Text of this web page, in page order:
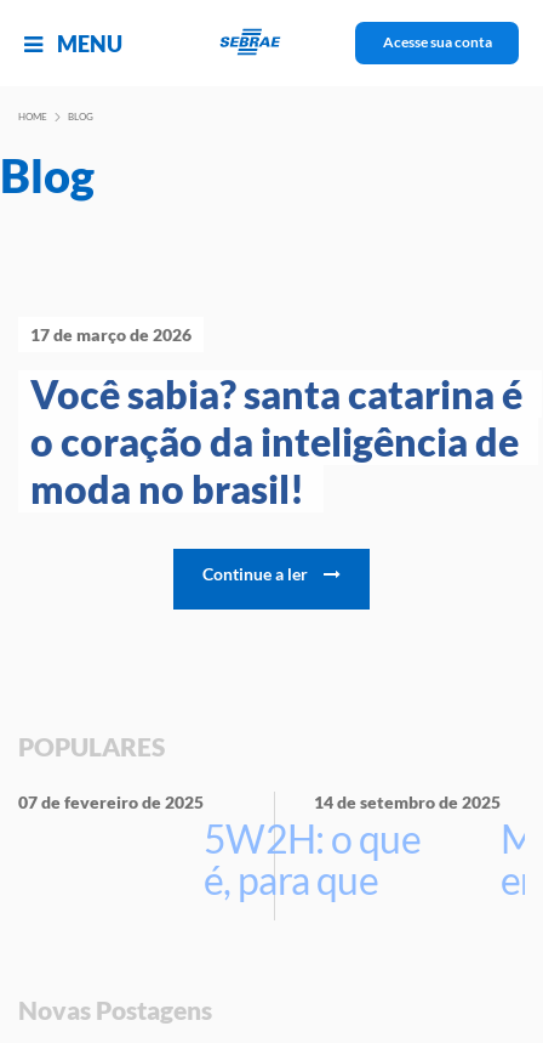
MENU Acesse sua conta
HOME BLOG
Blog
17 de março de 2026
Você sabia? santa catarina é
o coração da inteligência de
moda no brasil!
Continue a ler
POPULARES
07 de fevereiro de 2025
5W2H: o que
é, para que
serve e por
sua empresa
14 de setembro de 2025
Novas Postagens